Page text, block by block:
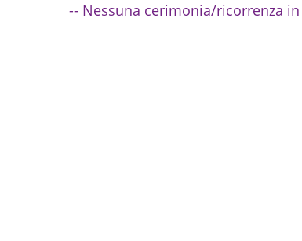
-- Nessuna cerimonia/ricorrenza